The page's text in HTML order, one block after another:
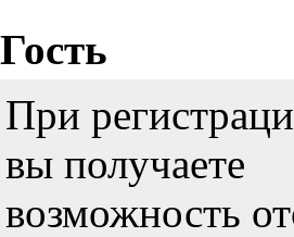
Гость
При
вы получаете
возможность